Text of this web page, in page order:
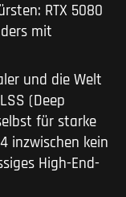
RTX 5080
mit
und die Welt
(Deep
für starke
inzwischen kein
High-End-